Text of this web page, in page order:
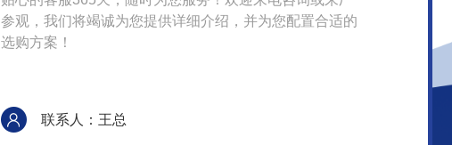
参观，我们将竭诚为您提供详细介绍，并为您配置合适的
选购方案！
联系人：王总